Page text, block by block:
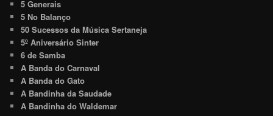
5 Generais
5 No Balanço
50 Sucessos da Música Sertaneja
5º Aniversário Sinter
6 de Samba
A Banda do Carnaval
A Banda do Gato
A Bandinha da Saudade
A Bandinha do Waldemar